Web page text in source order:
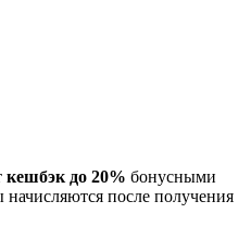
кешбэк до 20% бонусными
после получения